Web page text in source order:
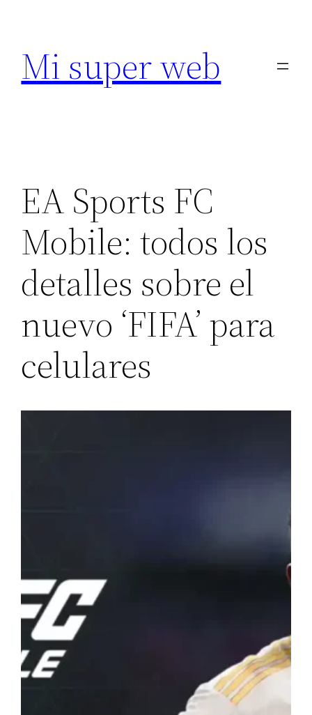
contenido
Mi super web
EA Sports FC
Mobile: todos los
detalles sobre el
nuevo ‘FIFA’ para
celulares